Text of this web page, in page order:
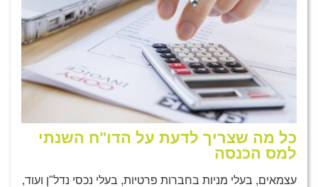
כל מה שצריך לדעת על הדו"ח השנתי
למס הכנסה
עצמאים, בעלי מניות בחברות פרטיות, בעלי נכסי נדל"ן ועוד,